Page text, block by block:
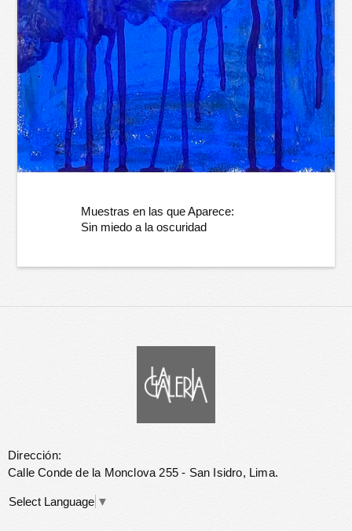
Muestras en las que Aparece:
Sin miedo a la oscuridad
Dirección:
Calle Conde de la Monclova 255 - San Isidro, Lima.
Select Language ▼